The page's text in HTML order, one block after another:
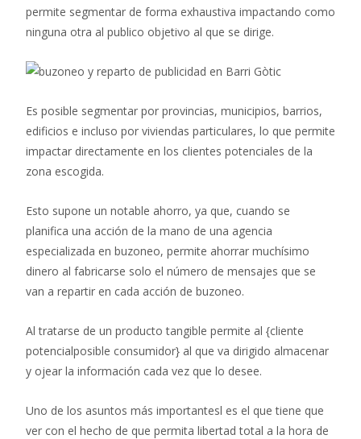
permite segmentar de forma exhaustiva impactando como
ninguna otra al publico objetivo al que se dirige.
Es posible segmentar por provincias, municipios, barrios,
edificios e incluso por viviendas particulares, lo que permite
impactar directamente en los clientes potenciales de la
zona escogida.
Esto supone un notable ahorro, ya que, cuando se
planifica una acción de la mano de una agencia
especializada en buzoneo, permite ahorrar muchísimo
dinero al fabricarse solo el número de mensajes que se
van a repartir en cada acción de buzoneo.
Al tratarse de un producto tangible permite al {cliente
potencialposible consumidor} al que va dirigido almacenar
y ojear la información cada vez que lo desee.
Uno de los asuntos más importantesl es el que tiene que
ver con el hecho de que permita libertad total a la hora de